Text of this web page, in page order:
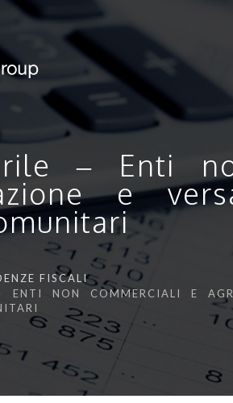
– Enti
e
FISCALI
NON COMMERCIALI E